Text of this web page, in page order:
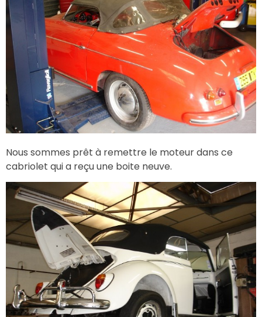
Nous sommes prêt à remettre le moteur dans ce
cabriolet qui a reçu une boite neuve.